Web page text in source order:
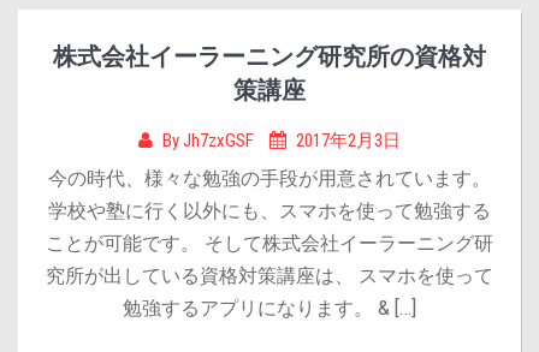
株式会社イーラーニング研究所の資格対
策講座
ByJh7zxGSF 2017年2月3日
今の時代、様々な勉強の手段が用意されています。
学校や塾に行く以外にも、スマホを使って勉強する
ことが可能です。 そして株式会社イーラーニング研
究所が出している資格対策講座は、 スマホを使って
勉強するアプリになります。 & […]